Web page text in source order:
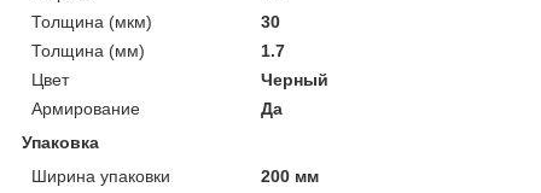
Толщина (мкм)
30
Толщина (мм)
1.7
Цвет
Черный
Армирование
Да
Упаковка
Ширина упаковки
200 мм